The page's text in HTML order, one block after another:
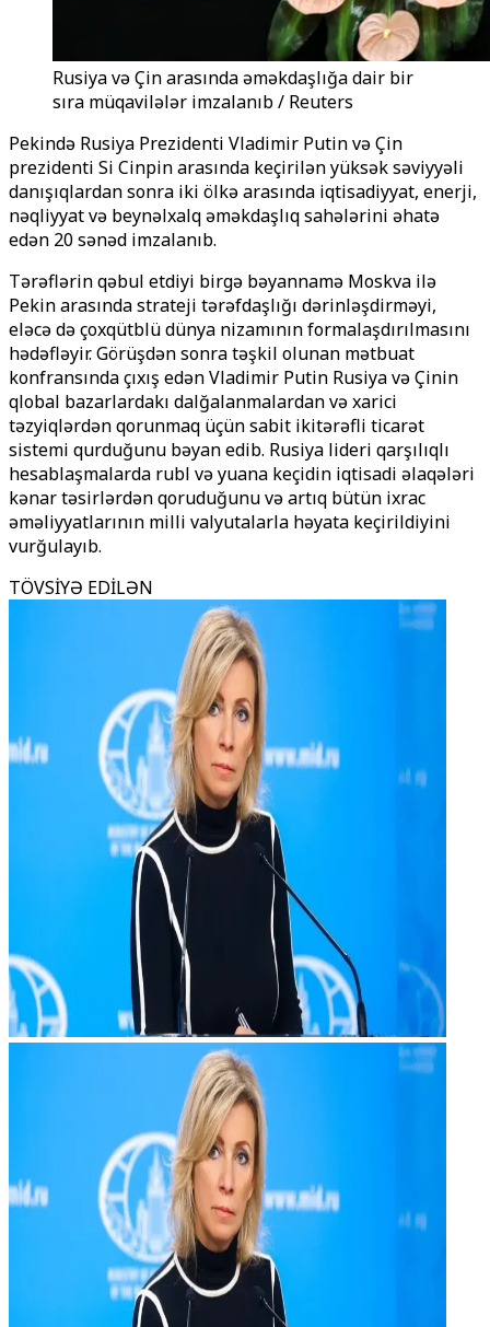
Rusiya və Çin arasında əməkdaşlığa dair bir
sıra müqavilələr imzalanıb / Reuters
Pekində Rusiya Prezidenti Vladimir Putin və Çin
prezidenti Si Cinpin arasında keçirilən yüksək səviyyəli
danışıqlardan sonra iki ölkə arasında iqtisadiyyat, enerji,
nəqliyyat və beynəlxalq əməkdaşlıq sahələrini əhatə
edən 20 sənəd imzalanıb.
Tərəflərin qəbul etdiyi birgə bəyannamə Moskva ilə
Pekin arasında strateji tərəfdaşlığı dərinləşdirməyi,
eləcə də çoxqütblü dünya nizamının formalaşdırılmasını
hədəfləyir. Görüşdən sonra təşkil olunan mətbuat
konfransında çıxış edən Vladimir Putin Rusiya və Çinin
qlobal bazarlardakı dalğalanmalardan və xarici
təzyiqlərdən qorunmaq üçün sabit ikitərəfli ticarət
sistemi qurduğunu bəyan edib. Rusiya lideri qarşılıqlı
hesablaşmalarda rubl və yuana keçidin iqtisadi əlaqələri
kənar təsirlərdən qoruduğunu və artıq bütün ixrac
əməliyyatlarının milli valyutalarla həyata keçirildiyini
vurğulayıb.
TÖVSİYƏ EDİLƏN